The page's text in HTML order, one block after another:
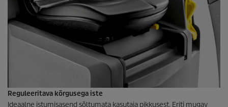
Reguleeritava kõrgusega iste
Ideaalne istumisasend sõltumata kasutaja pikkusest. Eriti mugav